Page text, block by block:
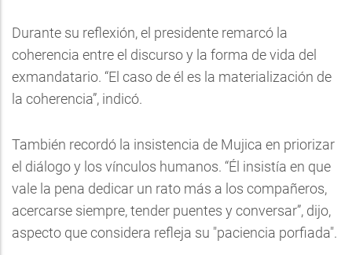
Durante su reflexión, el presidente remarcó la
coherencia entre el discurso y la forma de vida del
exmandatario. “El caso de él es la materialización de
la coherencia”, indicó.
También recordó la insistencia de Mujica en priorizar
el diálogo y los vínculos humanos. “Él insistía en que
vale la pena dedicar un rato más a los compañeros,
acercarse siempre, tender puentes y conversar”, dijo,
aspecto que considera refleja su "paciencia porfiada".